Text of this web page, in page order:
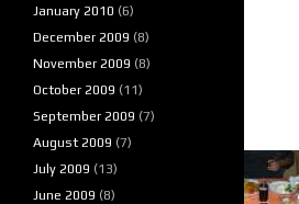
January 2010 (6)
December 2009 (8)
November 2009 (8)
October 2009 (11)
September 2009 (7)
August 2009 (7)
July 2009 (13)
June 2009 (8)